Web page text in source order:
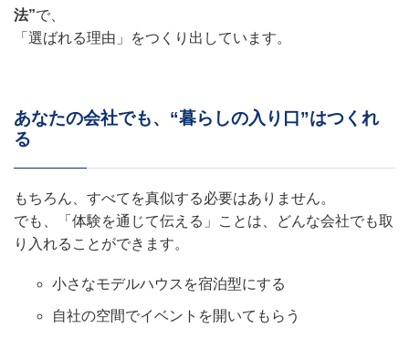
法”で、
「選ばれる理由」をつくり出しています。
あなたの会社でも、“暮らしの入り口”はつくれ
る
もちろん、すべてを真似する必要はありません。
でも、「体験を通じて伝える」ことは、どんな会社でも取
り入れることができます。
小さなモデルハウスを宿泊型にする
自社の空間でイベントを開いてもらう